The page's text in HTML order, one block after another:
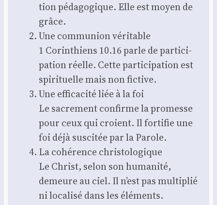
tion péda­go­gique. Elle est moyen de
grâce.
Une com­mu­nion véri­table
1 Corin­thiens 10.16 parle de par­ti­ci­
pa­tion réelle. Cette par­ti­ci­pa­tion est
spi­ri­tuelle mais non fic­tive.
Une effi­ca­ci­té liée à la foi
Le sacre­ment confirme la pro­messe
pour ceux qui croient. Il for­ti­fie une
foi déjà sus­ci­tée par la Parole.
La cohé­rence chris­to­lo­gique
Le Christ, selon son huma­ni­té,
demeure au ciel. Il n’est pas mul­ti­plié
ni loca­li­sé dans les élé­ments.